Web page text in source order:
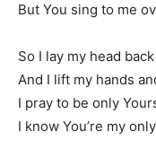
But You sing to me
So I lay my head
And I lift my hands
I pray to be only
I know You’re my